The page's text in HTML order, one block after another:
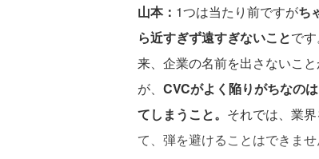
山本： 1つは当たり前ですがち
ら近すぎず遠すぎないことで
来、企業の名前を出さないこ
が、 CVCがよく陥りがちなの
てしまうこと。 それでは、業
て、弾を避けることはできませ